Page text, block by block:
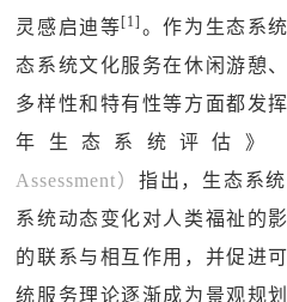
灵感启迪等[1] 。作为生态系
态系统文化服务在休闲游憩
多样性和特有性等方面都发
年生态系统评估》
Assessment） 指出，生态系
系统动态变化对人类福祉的
的联系与相互作用，并促进
统服务理论逐渐成为景观规